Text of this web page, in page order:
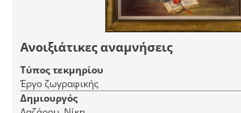
Ανοιξιάτικες αναμνήσεις
Τύπος τεκμηρίου
Έργο ζωγραφικής
Δημιουργός